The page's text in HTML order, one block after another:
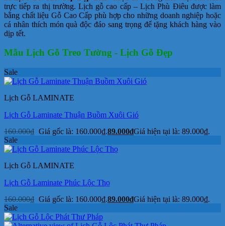
trực tiếp ra thị trường. Lịch gỗ cao cấp – Lịch Phù Điêu được làm
bằng chất liệu Gỗ Cao Cấp phù hợp cho những doanh nghiệp hoặc
cá nhân thích món quà độc đáo sang trọng để tặng khách hàng vào
dịp tết.
Mẫu Lịch Gỗ Treo Tường - Lịch Gỗ Đẹp
Sale
Lịch Gỗ LAMINATE
Lịch Gỗ Laminate Thuận Buồm Xuôi Gió
160.000₫ Giá gốc là: 160.000₫.89.000₫Giá hiện tại là: 89.000₫.
Sale
Lịch Gỗ LAMINATE
Lịch Gỗ Laminate Phúc Lộc Thọ
160.000₫ Giá gốc là: 160.000₫.89.000₫Giá hiện tại là: 89.000₫.
Sale